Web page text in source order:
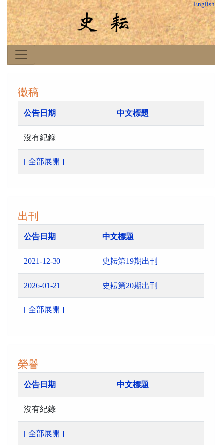
English
徵稿
公告日期 中文標題
沒有紀錄
[ 全部展開 ]
出刊
公告日期 中文標題
2021-12-30 史耘第19期出刊
2026-01-21 史耘第20期出刊
[ 全部展開 ]
榮譽
公告日期 中文標題
沒有紀錄
[ 全部展開 ]